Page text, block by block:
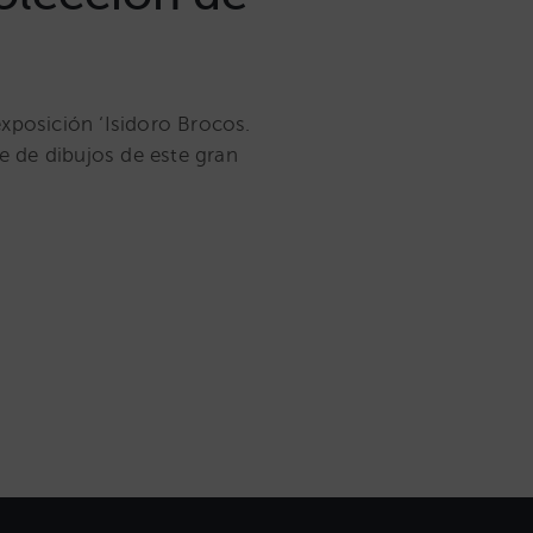
‘Isidoro Brocos.
de dibujos de este gran